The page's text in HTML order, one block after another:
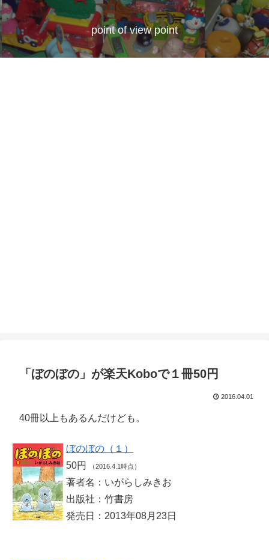
point of view point
「ぼのぼの」が楽天Koboで１冊50円
2016.04.01
40冊以上もあるんだけども。
ぼのぼの（１）
50円
（2016.4.1時点）
著者名：いがらしみきお
出版社：竹書房
発売日：2013年08月23日